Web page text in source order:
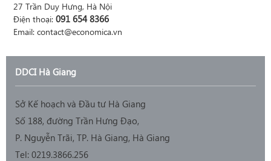
27 Trần Duy Hưng, Hà Nội
Điện thoại: 091 654 8366
Email: contact@economica.vn
DDCI Hà Giang
Sở Kế hoạch và Đầu tư Hà Giang
Số 188, đường Trần Hưng Đạo,
P. Nguyễn Trãi, TP. Hà Giang, Hà Giang
Tel: 0219.3866.256